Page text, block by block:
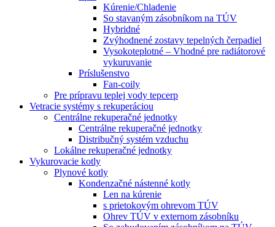
Kúrenie/Chladenie
So stavaným zásobníkom na TÚV
Hybridné
Zvýhodnené zostavy tepelných čerpadiel
Vysokoteplotné – Vhodné pre radiátorové
vykuruvanie
Príslušenstvo
Fan-coily
Pre prípravu teplej vody tepcerp
Vetracie systémy s rekuperáciou
Centrálne rekuperačné jednotky
Centrálne rekuperačné jednotky
Distribučný systém vzduchu
Lokálne rekuperačné jednotky
Vykurovacie kotly
Plynové kotly
Kondenzačné nástenné kotly
Len na kúrenie
s prietokovým ohrevom TÚV
Ohrev TÚV v externom zásobníku